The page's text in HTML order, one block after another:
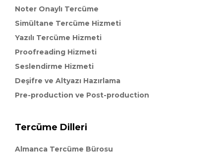
Noter Onaylı Tercüme
Simültane Tercüme Hizmeti
Yazılı Tercüme Hizmeti
Proofreading Hizmeti
Seslendirme Hizmeti
Deşifre ve Altyazı Hazırlama
Pre-production ve Post-production
Tercüme Dilleri
Almanca Tercüme Bürosu